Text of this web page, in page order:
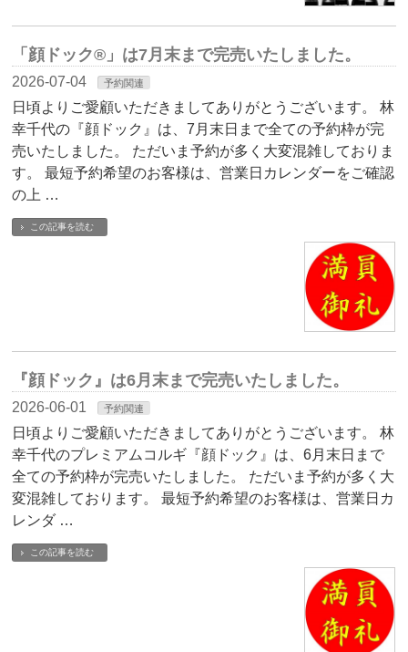
「顔ドック®」は7月末まで完売いたしました。
2026-07-04 予約関連
日頃よりご愛顧いただきましてありがとうございます。 林
幸千代の『顔ドック』は、7月末日まで全ての予約枠が完
売いたしました。 ただいま予約が多く大変混雑しておりま
す。 最短予約希望のお客様は、営業日カレンダーをご確認
の上 …
この記事を読む
『顔ドック』は6月末まで完売いたしました。
2026-06-01 予約関連
日頃よりご愛顧いただきましてありがとうございます。 林
幸千代のプレミアムコルギ『顔ドック』は、6月末日まで
全ての予約枠が完売いたしました。 ただいま予約が多く大
変混雑しております。 最短予約希望のお客様は、営業日カ
レンダ …
この記事を読む